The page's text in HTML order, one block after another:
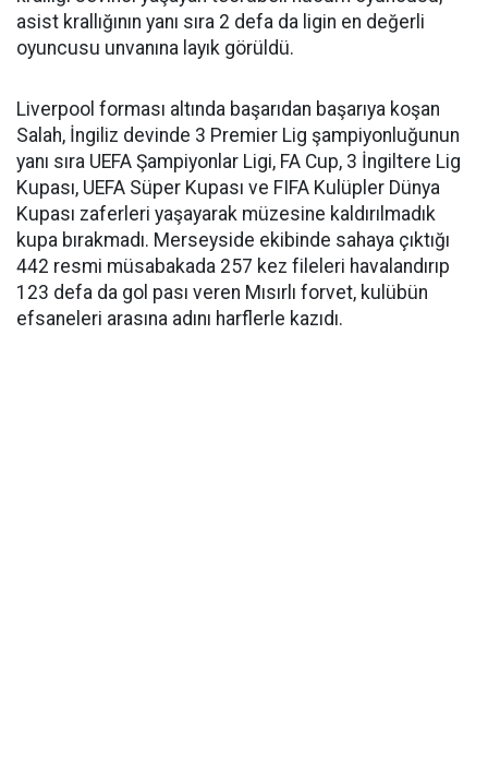
asist krallığının yanı sıra 2 defa da ligin en değerli
oyuncusu unvanına layık görüldü.
Liverpool forması altında başarıdan başarıya koşan
Salah, İngiliz devinde 3 Premier Lig şampiyonluğunun
yanı sıra UEFA Şampiyonlar Ligi, FA Cup, 3 İngiltere Lig
Kupası, UEFA Süper Kupası ve FIFA Kulüpler Dünya
Kupası zaferleri yaşayarak müzesine kaldırılmadık
kupa bırakmadı. Merseyside ekibinde sahaya çıktığı
442 resmi müsabakada 257 kez fileleri havalandırıp
123 defa da gol pası veren Mısırlı forvet, kulübün
efsaneleri arasına adını harflerle kazıdı.